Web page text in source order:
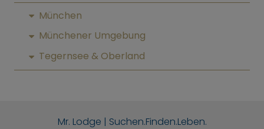
München
Münchener Umgebung
Tegernsee & Oberland
Mr. Lodge | Suchen.Finden.Leben.